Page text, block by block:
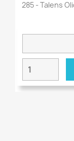
285 - Talens